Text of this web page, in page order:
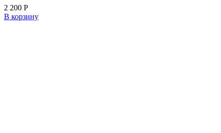
2 200 Р
В корзину